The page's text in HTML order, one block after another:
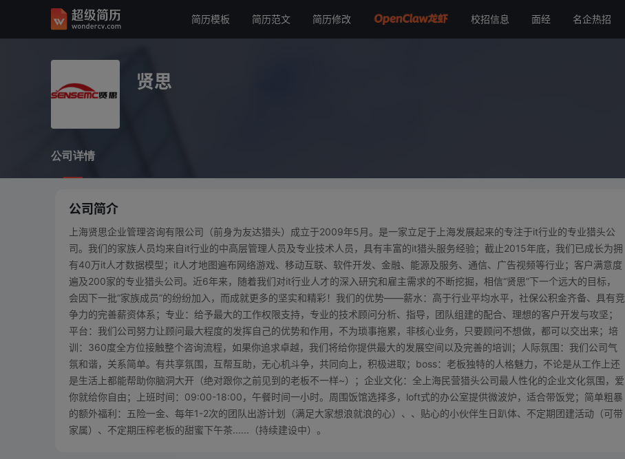
简历模板 简历范文 简历修改 校招信息 面经 名企热招
贤思
贤思
公司详情
公司简介
上海贤思企业管理咨询有限公司（前身为友达猎头）成立于2009年5月。是一家立足于上海发展起来的专注于it行业的专业猎头公
司。我们的家族人员均来自it行业的中高层管理人员及专业技术人员，具有丰富的it猎头服务经验；截止2015年底，我们已成长为拥
有40万it人才数据模型；it人才地图遍布网络游戏、移动互联、软件开发、金融、能源及服务、通信、广告视频等行业；客户满意度
遍及200家的专业猎头公司。近6年来，随着我们对it行业人才的深入研究和雇主需求的不断挖掘，相信“贤思”下一个远大的目标，
会因下一批“家族成员”的纷纷加入，而成就更多的坚实和精彩！我们的优势——薪水：高于行业平均水平，社保公积金齐备、具有竞
争力的完善薪资体系；专业：给予最大的工作权限支持，专业的技术顾问分析、指导，团队组建的配合、理想的客户开发与攻坚；
平台：我们公司努力让顾问最大程度的发挥自己的优势和作用，不为琐事拖累，非核心业务，只要顾问不想做，都可以交出来；培
训：360度全方位接触整个咨询流程，如果你追求卓越，我们将给你提供最大的发展空间以及完善的培训；人际氛围：我们公司气
氛和谐，关系简单。有共享氛围，互帮互助，无心机斗争，共同向上，积极进取；boss：老板独特的人格魅力，不论是从工作上还
是生活上都能帮助你脑洞大开（绝对跟你之前见到的老板不一样~）；企业文化：全上海民营猎头公司最人性化的企业文化氛围，爱
你就给你自由；上班时间：09:00-18:00，午餐时间一小时。周围饭馆选择多，loft式的办公室提供微波炉，适合带饭党；简单粗暴
的额外福利：五险一金、每年1-2次的团队出游计划（满足大家想浪就浪的心）、、贴心的小伙伴生日趴体、不定期团建活动（可带
家属）、不定期压榨老板的甜蜜下午茶......（持续建设中）。